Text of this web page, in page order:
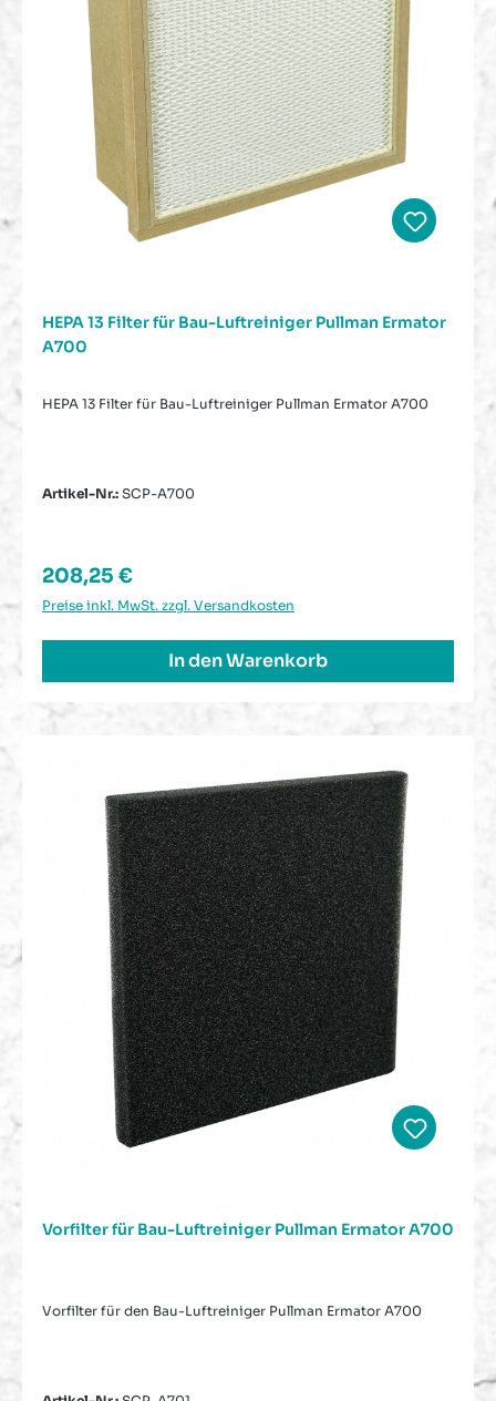
HEPA 13 Filter für Bau-Luftreiniger Pullman Ermator
A700
HEPA 13 Filter für Bau-Luftreiniger Pullman Ermator A700
Artikel-Nr.: SCP-A700
Regulärer Preis:
208,25 €
Preise inkl. MwSt. zzgl. Versandkosten
In den Warenkorb
Vorfilter für Bau-Luftreiniger Pullman Ermator A700
Vorfilter für den Bau-Luftreiniger Pullman Ermator A700